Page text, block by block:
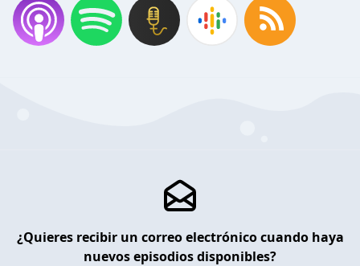
¿Quieres recibir un correo electrónico cuando haya
nuevos episodios disponibles?